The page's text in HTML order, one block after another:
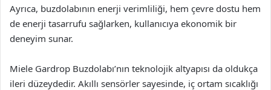
Ayrıca, buzdolabının enerji verimliliği, hem çevre dostu hem
de enerji tasarrufu sağlarken, kullanıcıya ekonomik bir
deneyim sunar.
Miele Gardrop Buzdolabı’nın teknolojik altyapısı da oldukça
ileri düzeydedir. Akıllı sensörler sayesinde, iç ortam sıcaklığı